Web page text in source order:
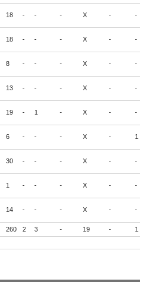
18 - - - X - -
18 - - - X - -
8 - - - X - -
13 - - - X - -
19 - 1 - X - -
6 - - - X - 1
30 - - - X - -
1 - - - X - -
14 - - - X - -
260 2 3 - 19 - 1